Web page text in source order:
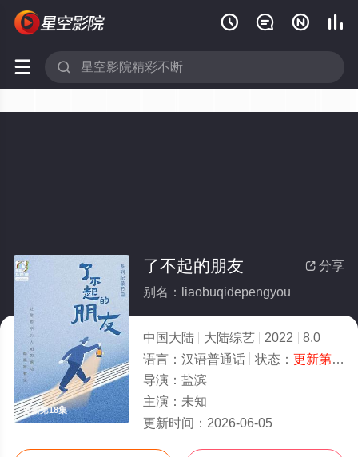
   
 
更新第18集
 分享
了不起的朋友
别名：liaobuqidepengyou
中国大陆 大陆综艺 2022
8.0
语言： 汉语普通话 状态： 更新第18集
导演： 盐滨
主演： 未知
更新时间： 2026-06-05